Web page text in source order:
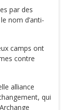
par des
nom d’anti-
camps ont
contre
alliance
qui